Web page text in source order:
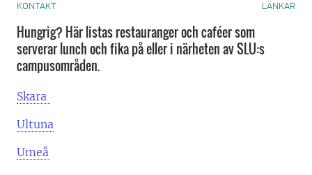
KONTAKT LÄNKAR
Hungrig? Här listas restauranger och caféer som
serverar lunch och fika på eller i närheten av SLU:s
campusområden.
Skara
Ultuna
Umeå